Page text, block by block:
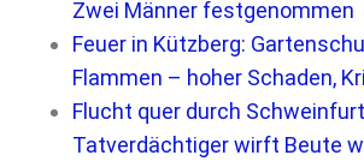
Zwei Männer festgenommen
Feuer in Kützberg:
Flammen – hoher Schaden,
Flucht quer durch
Tatverdächtiger wirft Beute